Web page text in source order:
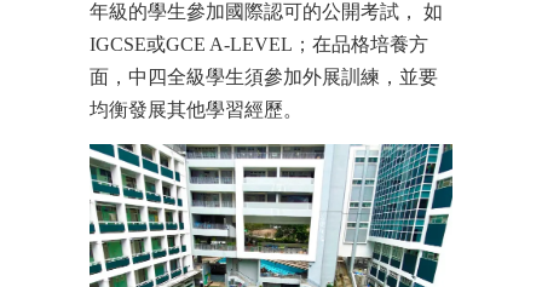
年級的學生參加國際認可的公開考試， 如
IGCSE或GCE A-LEVEL；在品格培養方
面，中四全級學生須參加外展訓練，並要
均衡發展其他學習經歷。